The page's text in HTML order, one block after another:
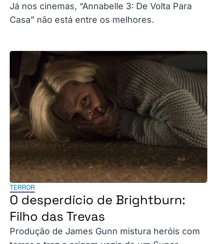
Já nos cinemas, “Annabelle 3: De Volta Para
Casa” não está entre os melhores.
TERROR
O desperdício de Brightburn:
Filho das Trevas
Produção de James Gunn mistura heróis com